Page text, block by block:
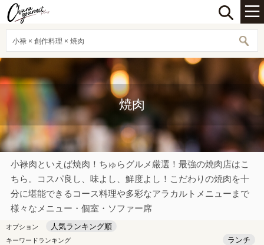
小禄 × 創作料理 × 焼肉
焼肉
小禄肉といえば焼肉！ちゅらグルメ厳選！最強の焼肉店はこ
ちら。コスパ良し、味よし、鮮度よし！こだわりの焼肉を十
分に堪能できるコース料理や多彩なアラカルトメニューまで
様々なメニュー・個室・ソファー席
オプション 人気ランキング順
キーワードランキング
ランチ